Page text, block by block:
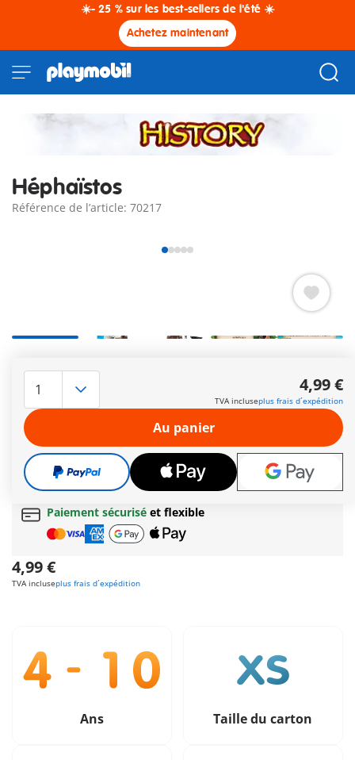
☀️- 25 % sur les best-sellers de l'été ☀️
Achetez maintenant
Héphaïstos
Référence de l’article: 70217
Veuillez noter que cet article est uniquement disponible en
version grecque avec des textes en grec.
Autres informations
Le délai normalde livraison 4 à 7 jours ouvrés
Cadeauincroyable offert dès 35 € d’achat!
Livraison gratuite
pour toute commande dès
60 €
Paiement sécurisé et flexible
4,99 €
TVA incluseplus frais d´expédition
4,99 €
TVA incluseplus frais d´expédition
Au panier
Ans Taille du carton